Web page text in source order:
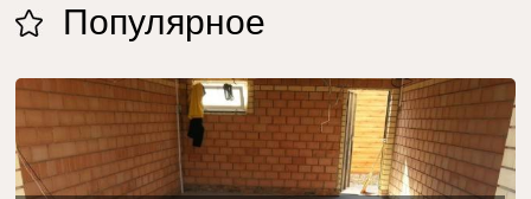
Популярное